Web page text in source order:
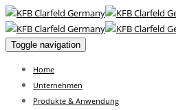
Toggle navigation
Home
Unternehmen
Produkte & Anwendung